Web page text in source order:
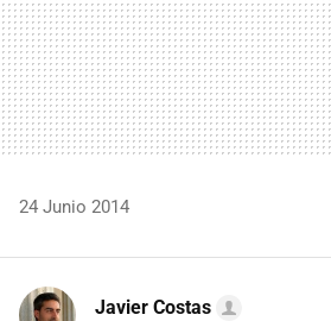
24 Junio 2014
Javier Costas